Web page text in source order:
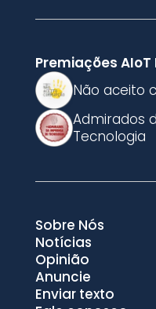
Premiações AIoT
Não aceito
Admirados
Tecnologia
Sobre Nós
Notícias
Opinião
Anuncie
Enviar texto